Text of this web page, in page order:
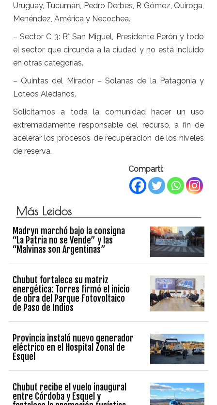
Uruguay, Tucumán, Pedro Derbes, R Gómez, Quiroga,
Menéndez, América y Necochea.
– Sector C 3: B° San Miguel, Presidente Perón y todo
el sector que circunda a la ciudad y no está incluido
en otras categorías.
– Quintas del Mirador – Solanas de la Patagonia y
Loteos Aledaños.
Solicitamos a toda la comunidad hacer un uso
extremadamente responsable del recurso, a fin de
acelerar los procesos de recuperación de los niveles
de reserva.
Compartí:
Más Leidos
Madryn marchó bajo la consigna
“La Patria no se Vende” y las
“Malvinas son Argentinas”
Chubut fortalece su matriz
energética: Torres firmó el inicio
de obra del Parque Fotovoltaico
de Paso de Indios
Provincia instaló nuevo generador
eléctrico en el Hospital Zonal de
Esquel
Chubut recibe el vuelo inaugural
entre Córdoba y Esquel y